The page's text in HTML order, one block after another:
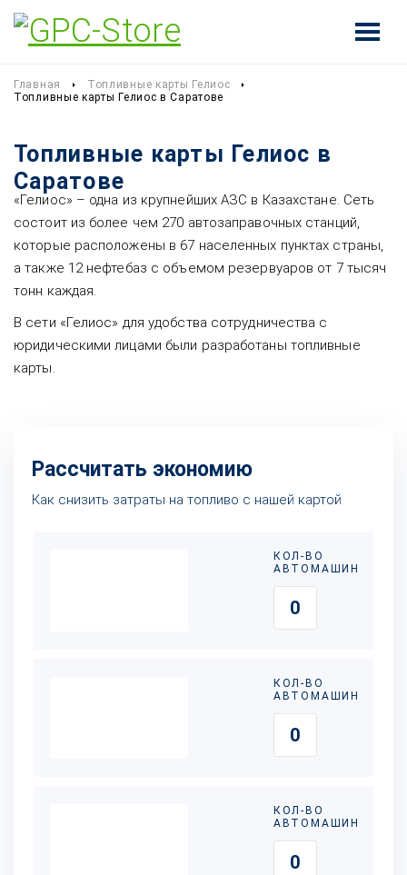
Главная
Топливные карты Гелиос
Топливные карты Гелиос в Саратове
Топливные карты Гелиос в
Саратове
«Гелиос» – одна из крупнейших АЗС в Казахстане. Сеть
состоит из более чем 270 автозаправочных станций,
которые расположены в 67 населенных пунктах страны,
а также 12 нефтебаз с объемом резервуаров от 7 тысяч
тонн каждая.
В сети «Гелиос» для удобства сотрудничества с
юридическими лицами были разработаны топливные
карты.
Рассчитать экономию
Как снизить затраты на топливо с нашей картой
КОЛ-ВО
АВТОМАШИН
КОЛ-ВО
АВТОМАШИН
КОЛ-ВО
АВТОМАШИН